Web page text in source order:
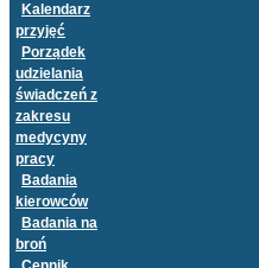
Kalendarz
przyjęć
Porządek
udzielania
świadczeń z
zakresu
medycyny
pracy
Badania
kierowców
Badania na
broń